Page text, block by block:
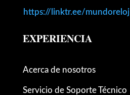
https://linktr.ee/mundoreloj
EXPERIENCIA
Acerca de nosotros
Servicio de Soporte Técnico